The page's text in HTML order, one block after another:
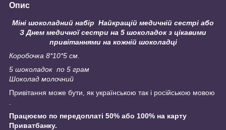
Опис
Міні шоколадний набір Найкращій медичній сестрі або
З Днем медичної сестри на 5 шоколадок з цікавими
привітаннями на кожній шоколадці
Коробочка 8*10*5 см.
5 шоколадок по 5 грам
Шоколад молочний
Привітання може бути, як українською так і російською мовою
Працюємо по передоплаті 50% або 100% на карту
Приватбанку.